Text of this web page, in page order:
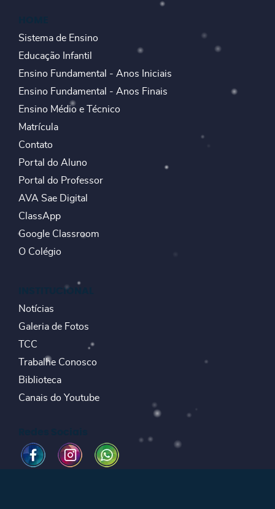
Sistema de Ensino
Educação Infantil
Ensino Fundamental - Anos Iniciais
Ensino Fundamental - Anos Finais
Ensino Médio e Técnico
Matrícula
Contato
Portal do Aluno
Portal do Professor
AVA Sae Digital
ClassApp
Google Classroom
O Colégio
INSTITUCIONAL
Notícias
Galeria de Fotos
TCC
Trabalhe Conosco
Biblioteca
Canais do Youtube